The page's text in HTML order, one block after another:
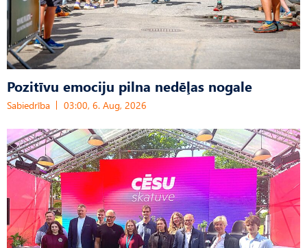
Pozitīvu emociju pilna nedēļas nogale
Sabiedrība 03:00, 6. Aug, 2026